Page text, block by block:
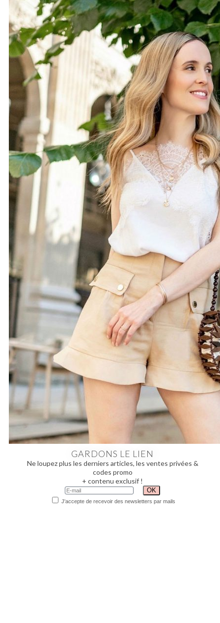
GARDONS LE LIEN
Ne loupez plus les derniers articles, les ventes privées &
codes promo
+ contenu exclusif !
J'accepte de recevoir des newsletters par mails